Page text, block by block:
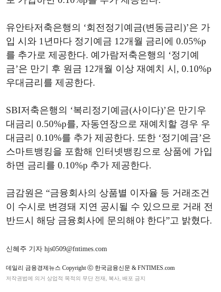
유안타저축은행의 ‘회전정기예금(변동금리)’은 가
입 시와 1년마다 정기예금 12개월 금리에 0.05%p
를 추가로 제공한다. 예가람저축은행의 ‘정기예
금’은 만기 후 원금 12개월 이상 재예치 시, 0.10%p
우대금리를 제공한다.
SBI저축은행의 ‘복리정기예금(사이다)’은 만기우
대금리 0.50%p를, 자동연장으로 재예치할 경우 우
대금리 0.10%를 추가 제공한다. 또한 ‘정기예금’은
스마트뱅킹을 포함해 인터넷뱅킹으로 상품에 가입
하면 금리를 0.10%p 추가 제공한다.
금감원은 “금융회사의 상품별 이자율 등 거래조건
이 수시로 변경돼 지연 공시될 수 있으므로 거래 전
반드시 해당 금융회사에 문의해야 한다”고 밝혔다.
신혜주 기자 hjs0509@fntimes.com
데일리 금융경제뉴스 Copyright ⓒ 한국금융신문 & FNTIMES.com
저작권법에 의거 상업적 목적의 무단 전재, 복사, 배포 금지